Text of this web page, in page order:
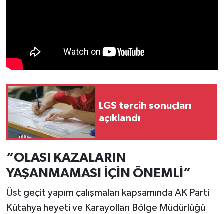
LGS tercih sonuçları
açıklandı
“OLASI KAZALARIN
YAŞANMAMASI İÇİN ÖNEMLİ”
Üst geçit yapım çalışmaları kapsamında AK Parti
Kütahya heyeti ve Karayolları Bölge Müdürlüğü
Yaşam
Yemek Tarifleri